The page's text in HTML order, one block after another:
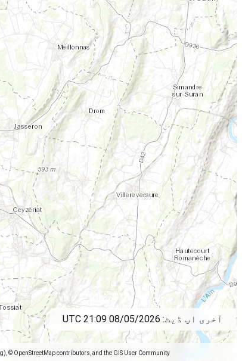
© OpenStreetMap contributors, and the GIS User Community
آخری اپ ڈیٹ: 08/05/2026 21:09 UTC